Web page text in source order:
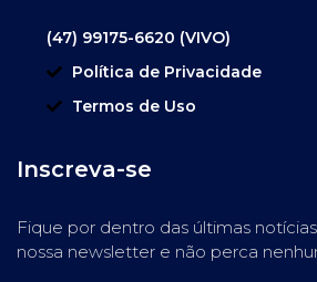
(47) 99175-6620 (VIVO)
Política de Privacidade
Termos de Uso
Inscreva-se
Fique por dentro das últimas
nossa newsletter e não perca